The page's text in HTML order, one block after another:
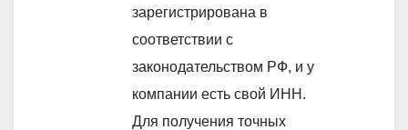
зарегистрирована в
соответствии с
законодательством РФ, и у
компании есть свой ИНН.
Для получения точных